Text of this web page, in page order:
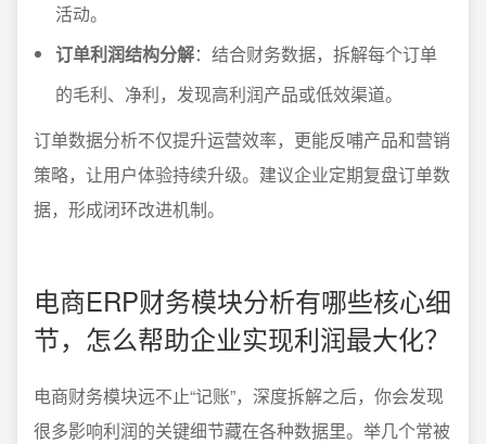
活动。
订单利润结构分解：结合财务数据，拆解每个订单
的毛利、净利，发现高利润产品或低效渠道。
订单数据分析不仅提升运营效率，更能反哺产品和营销
策略，让用户体验持续升级。建议企业定期复盘订单数
据，形成闭环改进机制。
电商ERP财务模块分析有哪些核心细
节，怎么帮助企业实现利润最大化？
电商财务模块远不止“记账”，深度拆解之后，你会发现
很多影响利润的关键细节藏在各种数据里。举几个常被